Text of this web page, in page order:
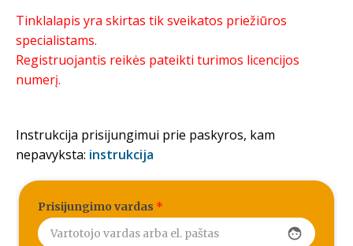
Tinklalapis yra skirtas tik sveikatos priežiūros
specialistams.
Registruojantis reikės pateikti turimos licencijos
numerį.
Instrukcija prisijungimui prie paskyros, kam
nepavyksta: instrukcija
Prisijungimo vardas *
face